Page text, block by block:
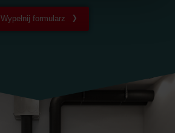
der Zehnder Group
Protection des données
Privacy
Wypełnij formularz